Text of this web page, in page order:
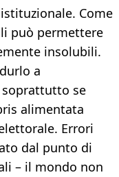
Come
può permettere
insolubili.
a
se
alimentata
Errori
dal punto di
– il mondo non